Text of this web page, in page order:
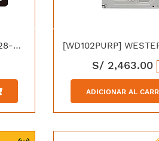
[ST2-128-S1] IMOU ST2-128-S1 TARJETA MICROSD 128GB
S/ 2,463.00
ADICIONAR AL